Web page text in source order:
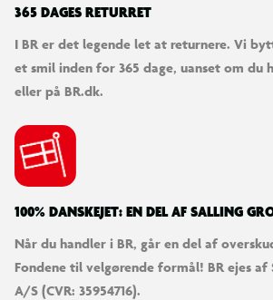
365 DAGES RETURRET
I BR er det legende let at returnere. Vi
et smil inden for 365 dage, uanset om du
eller på BR.dk.
100% DANSKEJET: EN DEL AF SALLING
Når du handler i BR, går en del af
Fondene til velgørende formål! BR ejes af
A/S (CVR: 35954716).